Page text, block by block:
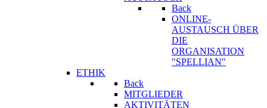
Back
ONLINE-
AUSTAUSCH ÜBER
DIE
ORGANISATION
"SPELLIAN"
ETHIK
Back
MITGLIEDER
AKTIVITÄTEN